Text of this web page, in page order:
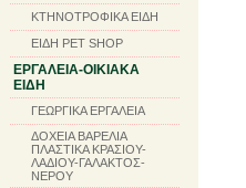
ΚΤΗΝΟΤΡΟΦΙΚΑ ΕΙΔΗ
ΕΙΔΗ PET SHOP
ΕΡΓΑΛΕΙΑ-ΟΙΚΙΑΚΑ
ΕΙΔΗ
ΓΕΩΡΓΙΚΑ ΕΡΓΑΛΕΙΑ
ΔΟΧΕΙΑ ΒΑΡΕΛΙΑ
ΠΛΑΣΤΙΚΑ ΚΡΑΣΙΟΥ-
ΛΑΔΙΟΥ-ΓΑΛΑΚΤΟΣ-
ΝΕΡΟΥ